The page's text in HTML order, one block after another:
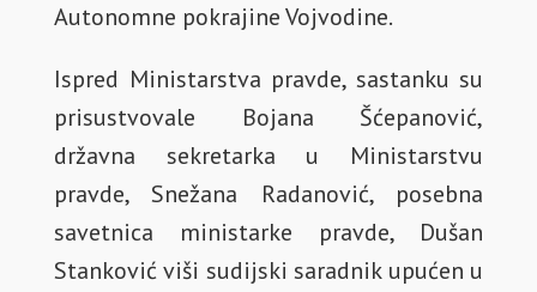
Autonomne pokrajine Vojvodine.
Ispred Ministarstva pravde, sastanku su
prisustvovale Bojana Šćepanović,
državna sekretarka u Ministarstvu
pravde, Snežana Radanović, posebna
savetnica ministarke pravde, Dušan
Stanković viši sudijski saradnik upućen u